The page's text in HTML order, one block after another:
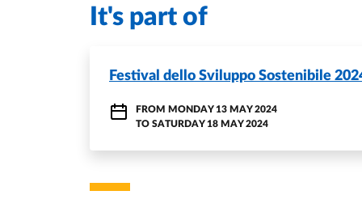
It's part of
Festival dello Sviluppo Sostenibile
FROM MONDAY 13 MAY 2024
TO SATURDAY 18 MAY 2024